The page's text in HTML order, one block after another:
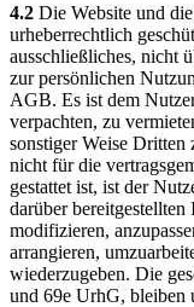
4.2 Die Website und
urheberrechtlich
ausschließliches, nicht
zur persönlichen
AGB. Es ist dem
verpachten, zu
sonstiger Weise Dritten
nicht für die
gestattet ist, ist der
darüber
modifizieren,
arrangieren,
wiederzugeben. Die
und 69e UrhG, bleiben